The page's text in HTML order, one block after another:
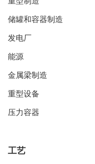
储罐和容器制造
发电厂
能源
金属梁制造
重型设备
压力容器
工艺